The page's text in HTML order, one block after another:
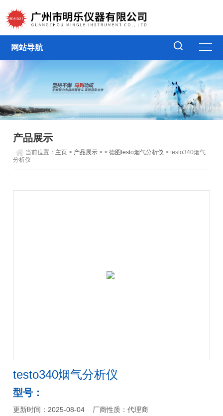
网站导航
产品展示
当前位置： 主页 > 产品展示 > >德图testo烟气分析仪 > testo340烟气
分析仪
testo340烟气分析仪
型号：
更新时间：2025-08-04 厂商性质：代理商